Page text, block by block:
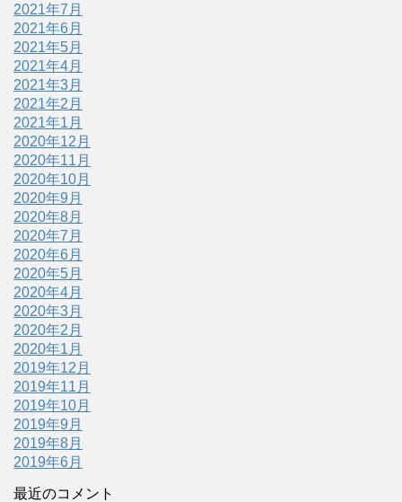
2021年7月
2021年6月
2021年5月
2021年4月
2021年3月
2021年2月
2021年1月
2020年12月
2020年11月
2020年10月
2020年9月
2020年8月
2020年7月
2020年6月
2020年5月
2020年4月
2020年3月
2020年2月
2020年1月
2019年12月
2019年11月
2019年10月
2019年9月
2019年8月
2019年6月
最近のコメント